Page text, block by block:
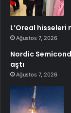
L’Oreal
Ağustos 7, 2026
Nordic
aştı
Ağustos 7, 2026